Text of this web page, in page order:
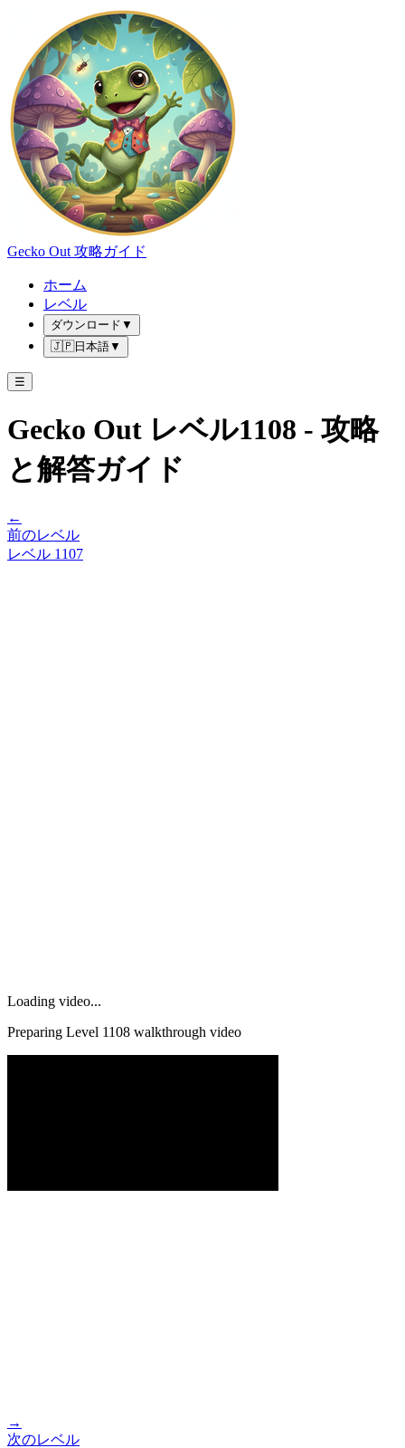
Gecko Out 攻略ガイド
ホーム
レベル
ダウンロード ▼
🇯🇵日本語▼
☰
Gecko Out レベル1108 - 攻略
と解答ガイド
←
前のレベル
レベル 1107
Loading video...
Preparing Level 1108 walkthrough video
→
次のレベル